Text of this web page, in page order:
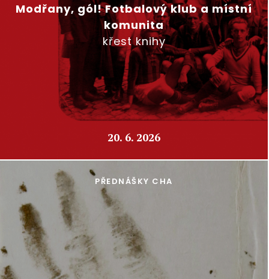
Modřany, gól! Fotbalový klub a místní
komunita
křest knihy
20. 6. 2026
PŘEDNÁŠKY CHA